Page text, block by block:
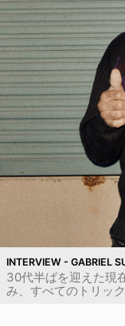
INTERVIEW - GABRIEL
30代半ばを迎えた現
み、すべてのトリッ